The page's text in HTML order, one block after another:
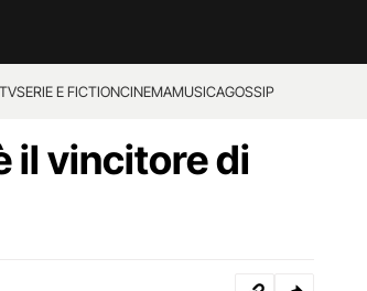
SERIE E FICTIONCINEMAMUSICAGOSSIP
il vincitore di